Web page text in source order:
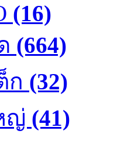
(16)
(664)
ก (32)
ญ่ (41)